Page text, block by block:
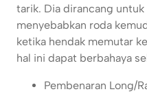
tarik. Dia dirancang
menyebabkan roda
ketika hendak memutar
hal ini dapat berbahaya
Pembenaran Long/